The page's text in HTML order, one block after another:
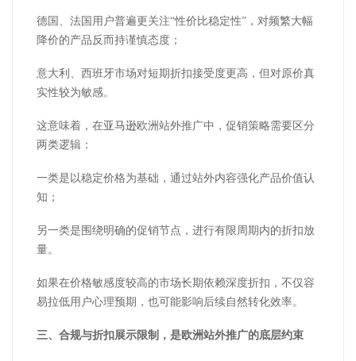
德国、法国用户普遍更关注“性价比稳定性”，对频繁大幅
降价的产品反而持谨慎态度；
意大利、西班牙市场对短期折扣接受度更高，但对原价真
实性较为敏感。
这意味着，在亚马逊欧洲站外推广中，促销策略需要区分
两类逻辑：
一类是以稳定价格为基础，通过站外内容强化产品价值认
知；
另一类是围绕明确的促销节点，进行有限周期内的折扣放
量。
如果在价格敏感度较高的市场长期依赖深度折扣，不仅容
易拉低用户心理预期，也可能影响后续自然转化效率。
三、合规与折扣展示限制，是欧洲站外推广的底层约束